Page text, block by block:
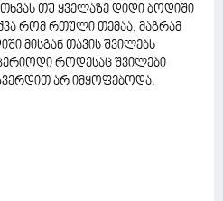
თუ ყველაზე დიდი ბოდიში
რომ რთული თემაა, მაგრამ
მისგან თავის შვილებს
როდესაც შვილები
არ იმყოფებოდა.